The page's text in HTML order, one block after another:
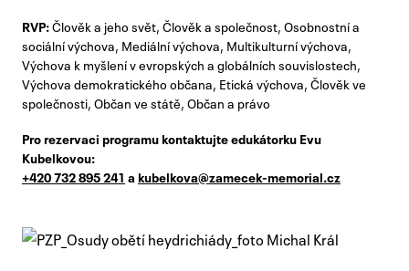
RVP:Člověk a jeho svět, Člověk a společnost, Osobnostní a
sociální výchova, Mediální výchova, Multikulturní výchova,
Výchova k myšlení v evropských a globálních souvislostech,
Výchova demokratického občana, Etická výchova, Člověk ve
společnosti, Občan ve státě, Občan a právo
Pro rezervaci programu kontaktujte edukátorku Evu
Kubelkovou:
+420 732 895 241 a kubelkova@zamecek-memorial.cz